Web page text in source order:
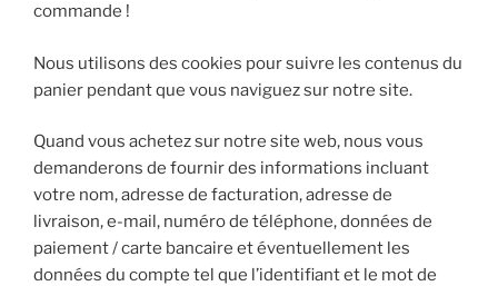
commande !
Nous utilisons des cookies pour suivre les contenus du
panier pendant que vous naviguez sur notre site.
Quand vous achetez sur notre site web, nous vous
demanderons de fournir des informations incluant
votre nom, adresse de facturation, adresse de
livraison, e-mail, numéro de téléphone, données de
paiement / carte bancaire et éventuellement les
données du compte tel que l’identifiant et le mot de